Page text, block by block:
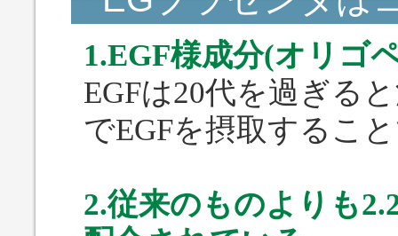
1.EGF様成分(オリゴ
EGFは20代を過ぎる
でEGFを摂取するこ
2.従来のものよりも